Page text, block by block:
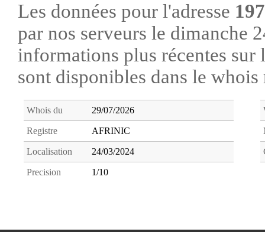
Pays
Morocco -102.100.161.41
Pays Morocco -41.214.236.166
Les données pour l'adresse
par nos serveurs le dimanche
informations plus récentes
sont disponibles dans le
Whois du 29/07/2026
Registre AFRINIC
Localisation 24/03/2024
Precision 1/10